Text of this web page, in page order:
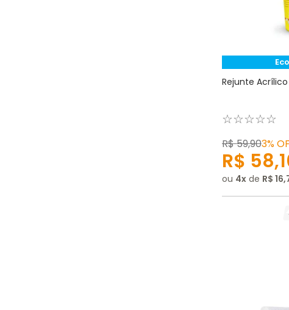
Rejunte
☆☆☆☆☆
R$59,903%
R$ 58,
ou 4 de R$ 16,